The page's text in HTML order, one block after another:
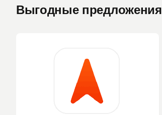
Выгодные предложения